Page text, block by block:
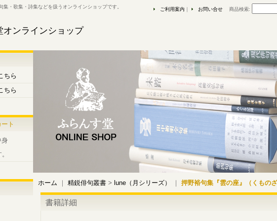
集・歌集・詩集などを扱うオンラインショップです。
オンラインショップ
ご利用案内 お問い合せ 商品検索:
ちら
ちら
ト
身
ホーム ｜ 精鋭俳句叢書 > lune（月シリーズ） ｜ 押野裕句集『雲の座』（くもの
書籍詳細